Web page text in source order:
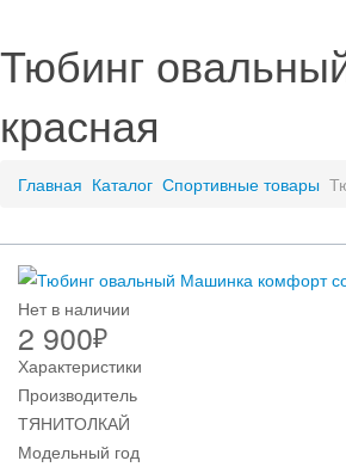
Тюбинг
красная
Главная Каталог Спортивные товары
Нет в наличии
2 900₽
Характеристики
Производитель
ТЯНИТОЛКАЙ
Модельный год